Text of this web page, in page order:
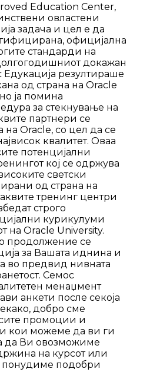
Education Center,
овластени
задача и цел е да
официјална
стандарди на
докажан
Едукација резултираше
од страна на Oracle
ја помина
за стекнување на
партнери се
на Oracle, со цел да се
квалитет. Оваа
потенцијални
кој се одржува
светски
од страна на
тренинг центри
строго
курикулуми
на Oracle University.
продолжение се
за Вашата иднина и
во предвид нивната
Семос
менаџмент
анкети после секоја
добро сме
промоции и
кои можеме да ви ги
да Ви овозможиме
на курсот или
понудиме подобри